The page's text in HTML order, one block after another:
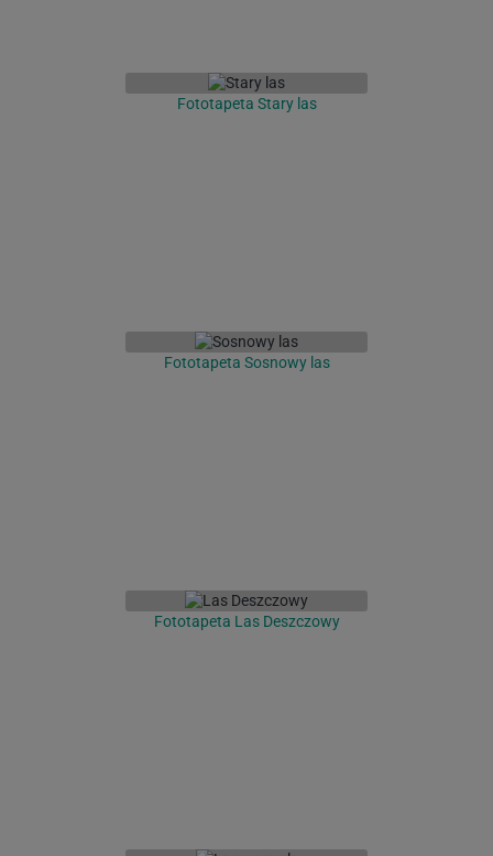
Fototapeta Stary las
Fototapeta Sosnowy las
Fototapeta Las Deszczowy